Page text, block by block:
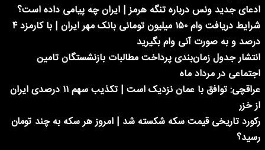
ادعای جدید ونس درباره تنگه هرمز | ایران چه پیامی داده است؟
شرایط دریافت وام ۱۵۰ میلیون تومانی بانک مهر ایران | با کارمزد ۴
درصد و به صورت آنی وام بگیرید
انتشار جدول زمان‌بندی پرداخت مطالبات بازنشستگان تامین
اجتماعی در مرداد ماه
عراقچی: توافق با عمان نزدیک است | تکذیب سهم ۱۱ درصدی ایران
از خزر
رکورد تاریخی قیمت سکه شکسته شد | امروز هر سکه به چند تومان
رسید؟